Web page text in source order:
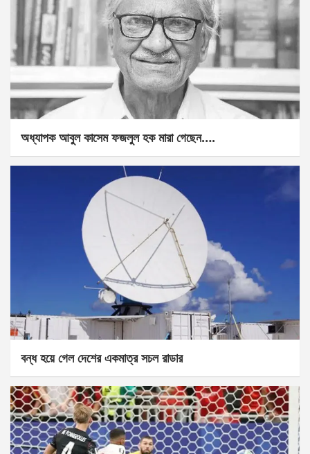
অধ্যাপক আবুল কাসেম ফজলুল হক মারা গেছেন….
বন্ধ হয়ে গেল দেশের একমাত্র সচল রাডার